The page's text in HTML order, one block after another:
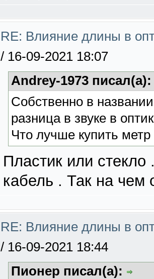
RE: Влияние длины в
/ 16-09-2021 18:07
Andrey-1973
Собственно в
разница в звуке в
Что лучше купить
Пластик или
кабель . Так на чем
RE: Влияние длины в
/ 16-09-2021 18:44
Пионер писал(а):